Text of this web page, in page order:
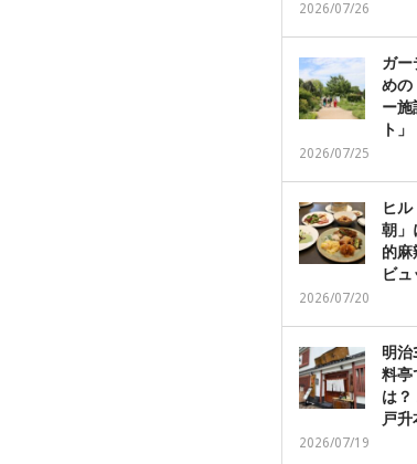
2026/07/26
ガー
めの
ー施
ト」
2026/07/25
ヒ
朝」
的麻
ビ
2026/07/20
明治
料亭
は
戸升
2026/07/19